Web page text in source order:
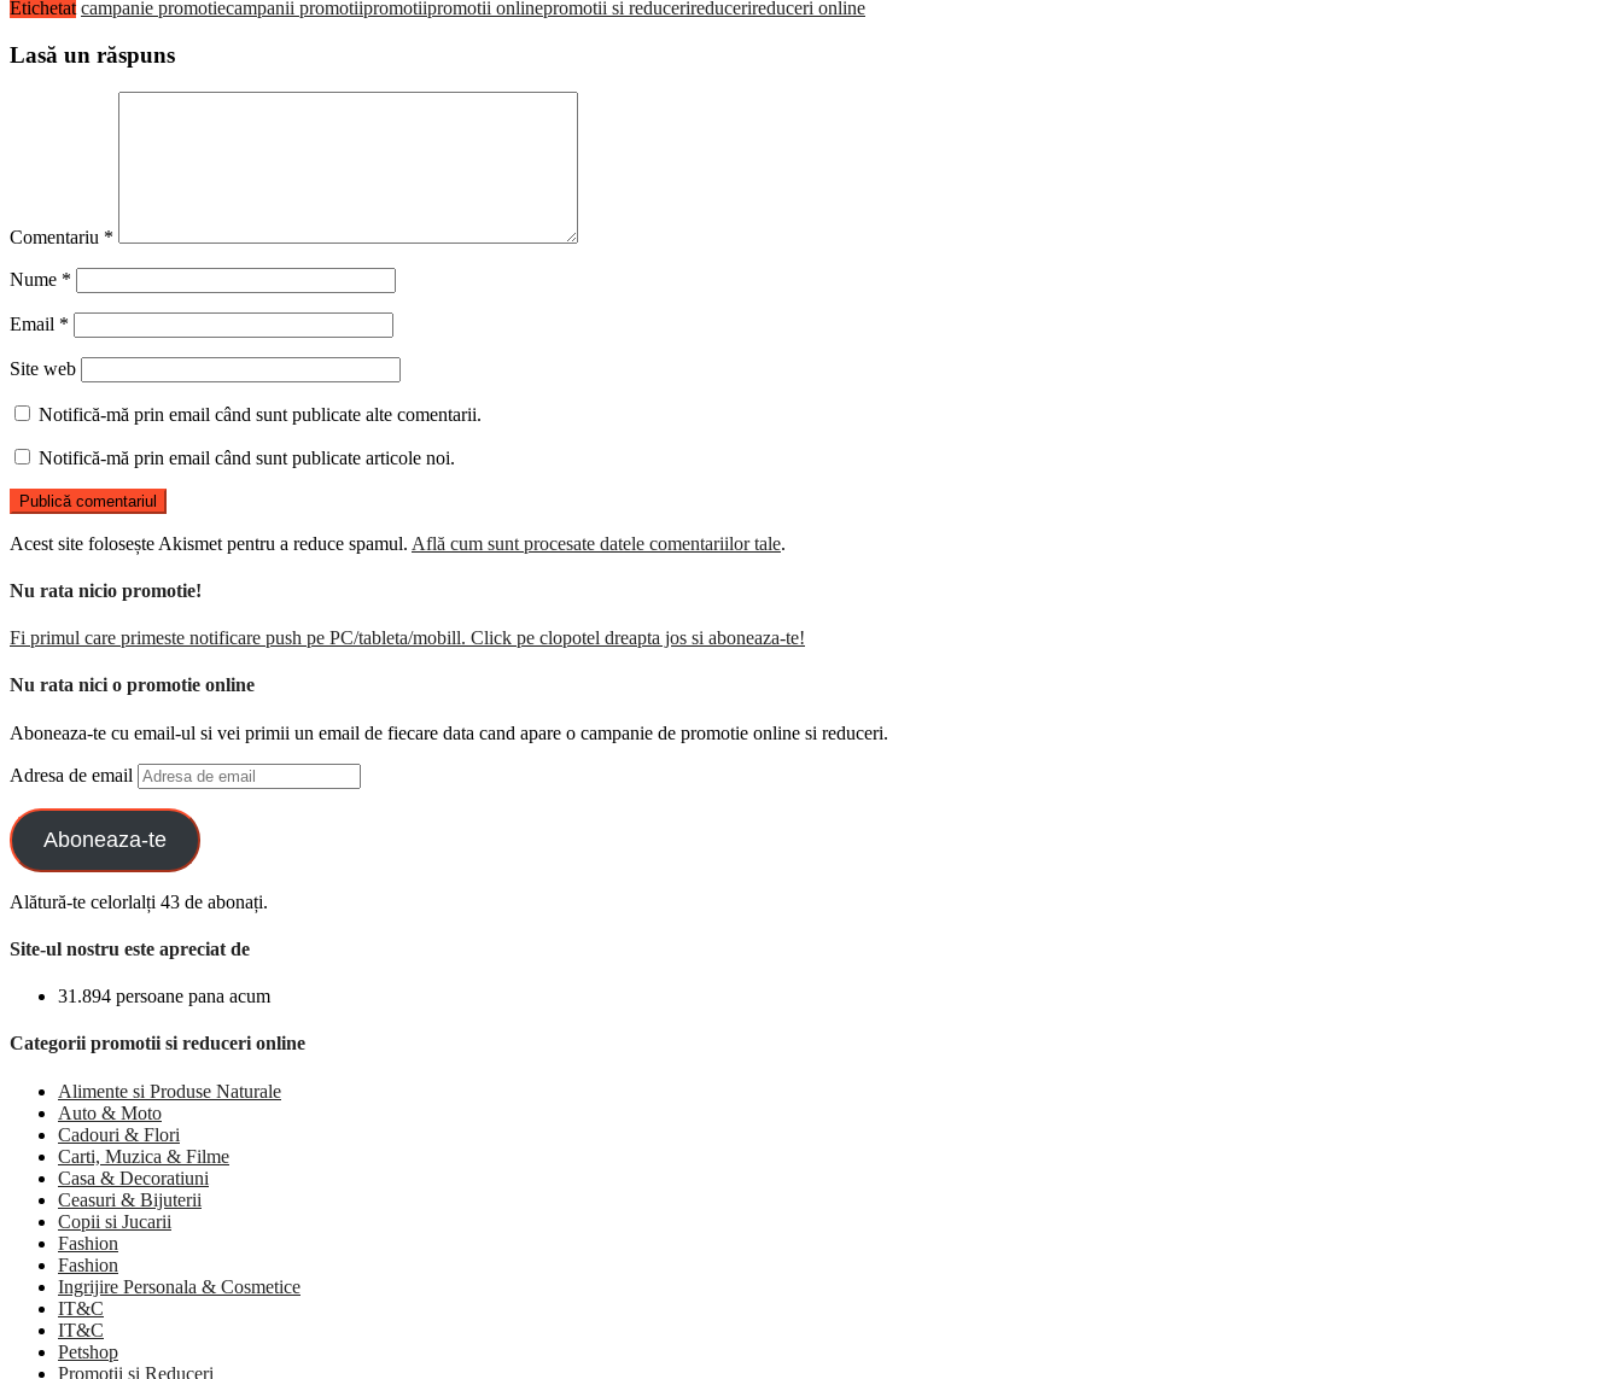
Etichetat campanie promotiecampanii promotiipromotiipromotii onlinepromotii si reducerireducerireduceri online
Lasă un răspuns
Comentariu *
Nume *
Email *
Site web
Notifică-mă prin email când sunt publicate alte comentarii.
Notifică-mă prin email când sunt publicate articole noi.
Acest site folosește Akismet pentru a reduce spamul. Află cum sunt procesate datele comentariilor tale.
Nu rata nicio promotie!
Fi primul care primeste notificare push pe PC/tableta/mobill. Click pe clopotel dreapta jos si aboneaza-te!
Nu rata nici o promotie online
Aboneaza-te cu email-ul si vei primii un email de fiecare data cand apare o campanie de promotie online si reduceri.
Adresa de email
Aboneaza-te
Alătură-te celorlalți 43 de abonați.
Site-ul nostru este apreciat de
31.894 persoane pana acum
Categorii promotii si reduceri online
Alimente si Produse Naturale
Auto & Moto
Cadouri & Flori
Carti, Muzica & Filme
Casa & Decoratiuni
Ceasuri & Bijuterii
Copii si Jucarii
Fashion
Fashion
Ingrijire Personala & Cosmetice
IT&C
IT&C
Petshop
Promotii si Reduceri